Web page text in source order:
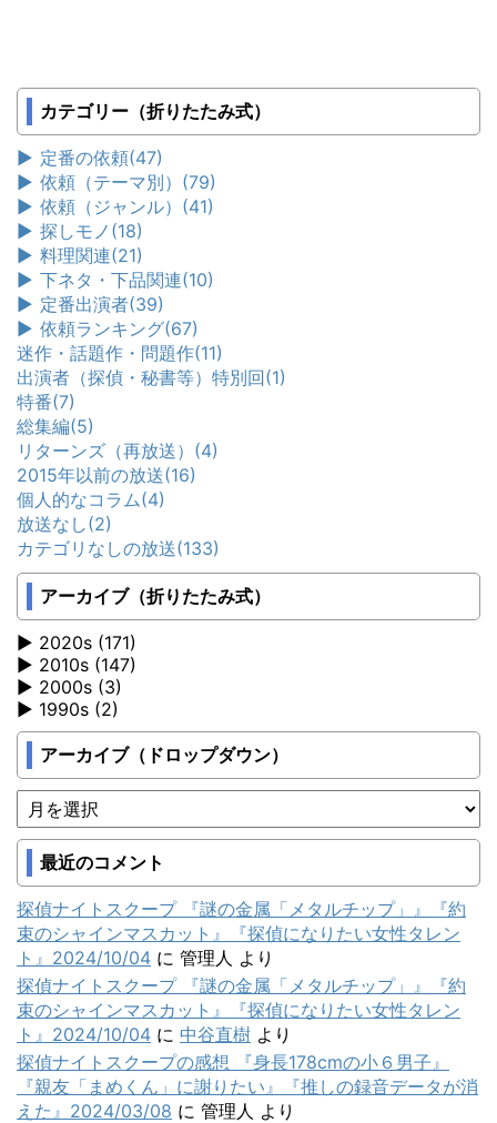
カテゴリー（折りたたみ式）
► 定番の依頼(47)
► 依頼（テーマ別） (79)
► 依頼（ジャンル） (41)
► 探しモノ (18)
► 料理関連(21)
► 下ネタ・下品関連(10)
► 定番出演者(39)
► 依頼ランキング(67)
迷作・話題作・問題作(11)
出演者（探偵・秘書等）特別回(1)
特番(7)
総集編(5)
リターンズ（再放送） (4)
2015年以前の放送(16)
個人的なコラム(4)
放送なし(2)
カテゴリなしの放送(133)
アーカイブ（折りたたみ式）
2020s (171)
2010s (147)
2000s (3)
1990s (2)
アーカイブ（ドロップダウン）
最近のコメント
探偵ナイトスクープ 『謎の金属「メタルチップ」』『約
束のシャインマスカット』『探偵になりたい女性タレン
ト』2024/10/04 に 管理人 より
探偵ナイトスクープ 『謎の金属「メタルチップ」』『約
束のシャインマスカット』『探偵になりたい女性タレン
ト』2024/10/04 に 中谷直樹 より
探偵ナイトスクープの感想 『身長178cmの小６男子』
『親友「まめくん」に謝りたい』『推しの録音データが消
えた』2024/03/08 に 管理人 より